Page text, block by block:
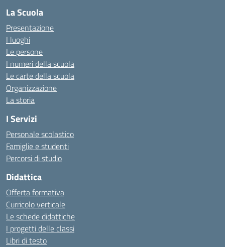
La Scuola
Presentazione
I luoghi
Le persone
I numeri della scuola
Le carte della scuola
Organizzazione
La storia
I Servizi
Personale scolastico
Famiglie e studenti
Percorsi di studio
Didattica
Offerta formativa
Curricolo verticale
Le schede didattiche
I progetti delle classi
Libri di testo